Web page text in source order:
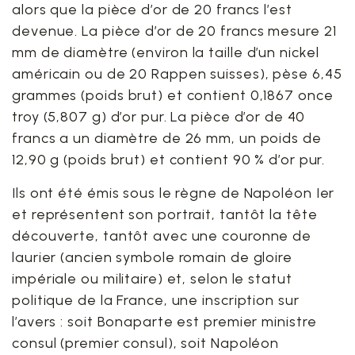
alors que la pièce d’or de 20 francs l’est
devenue. La pièce d’or de 20 francs mesure 21
mm de diamètre (environ la taille d’un nickel
américain ou de 20 Rappen suisses), pèse 6,45
grammes (poids brut) et contient 0,1867 once
troy (5,807 g) d’or pur. La pièce d’or de 40
francs a un diamètre de 26 mm, un poids de
12,90 g (poids brut) et contient 90 % d’or pur.
Ils ont été émis sous le règne de Napoléon Ier
et représentent son portrait, tantôt la tête
découverte, tantôt avec une couronne de
laurier (ancien symbole romain de gloire
impériale ou militaire) et, selon le statut
politique de la France, une inscription sur
l’avers : soit Bonaparte est premier ministre
consul (premier consul), soit Napoléon